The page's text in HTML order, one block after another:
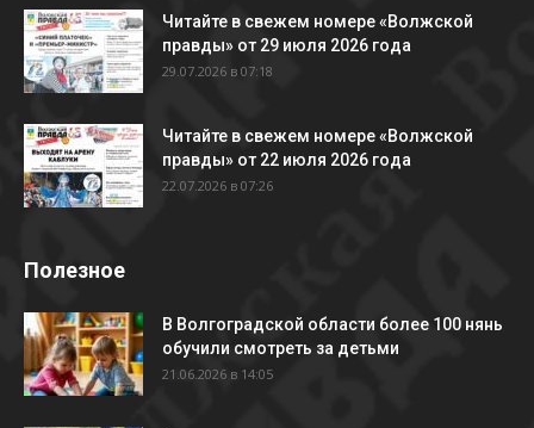
Читайте в свежем номере «Волжской
правды» от 29 июля 2026 года
29.07.2026 в 07:18
Читайте в свежем номере «Волжской
правды» от 22 июля 2026 года
22.07.2026 в 07:26
Полезное
В Волгоградской области более 100 нянь
обучили смотреть за детьми
21.06.2026 в 14:05